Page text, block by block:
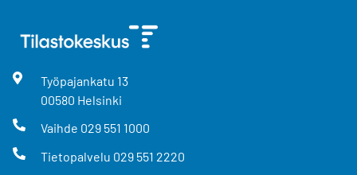
Työpajankatu 13
00580 Helsinki
Vaihde 029 551 1000
Tietopalvelu 029 551 2220